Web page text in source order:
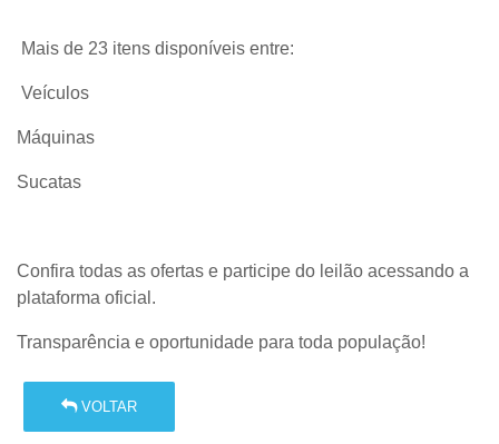
Mais de 23 itens disponíveis entre:
Veículos
Máquinas
Sucatas
Confira todas as ofertas e participe do leilão acessando a
plataforma oficial.
Transparência e oportunidade para toda população!
VOLTAR